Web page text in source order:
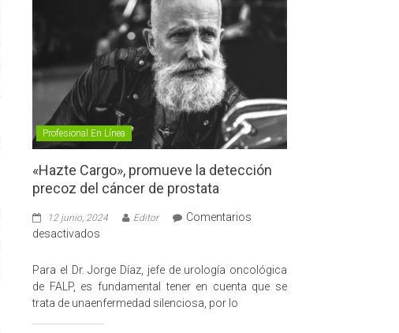
Profesional En Línea
«Hazte Cargo», promueve la detección
precoz del cáncer de prostata
12 junio, 2024 Editor
Comentarios
desactivados
Cargo»,
promueve
la
Para el Dr. Jorge Díaz, jefe de urología oncológica
de FALP, es fundamental tener en cuenta que se
trata de unaenfermedad silenciosa, por lo